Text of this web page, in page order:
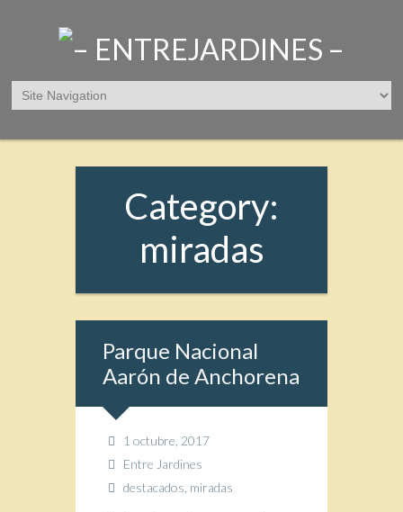
Category:
miradas
Parque Nacional
Aarón de Anchorena
1 octubre, 2017
Entre Jardines
destacados miradas